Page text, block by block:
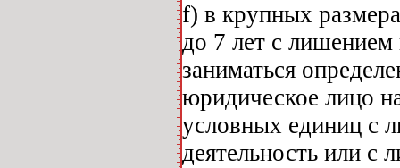
f) в крупных
до 7 лет с лишением
заниматься
юридическое лицо
условных единиц с
деятельность или с